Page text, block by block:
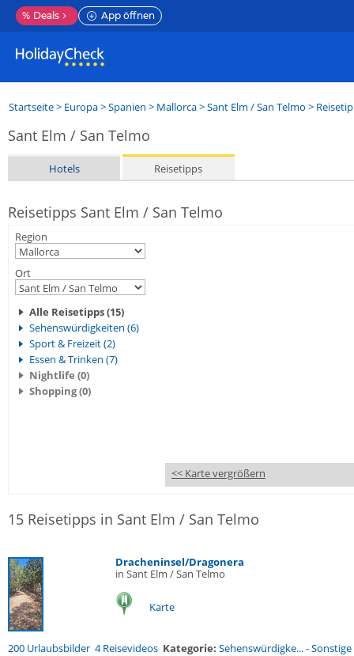
% Deals App öffnen
Startseite> Europa>Spanien > Mallorca>Sant Elm / San Telmo >
Sant Elm / San Telmo
Hotels Reisetipps
Reisetipps Sant Elm / San Telmo
Region
Ort
Alle Reisetipps (15)
Sehenswürdigkeiten (6)
Sport & Freizeit (2)
Essen & Trinken (7)
Nightlife (0)
Shopping (0)
<< Karte vergrößern
15 Reisetipps in Sant Elm / San Telmo
Dracheninsel/Dragonera
in Sant Elm / San Telmo
Karte
200 Urlaubsbilder 4 Reisevideos Kategorie: Sehenswürdigke...-Sonstige